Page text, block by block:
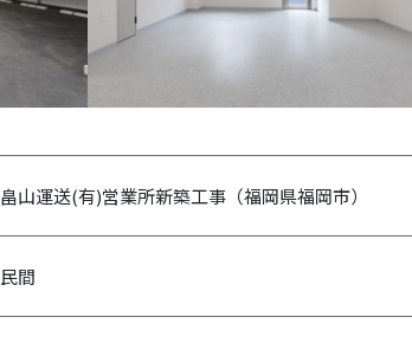
畠山運送(有)営業所新築工事（福岡県福岡市）
民間